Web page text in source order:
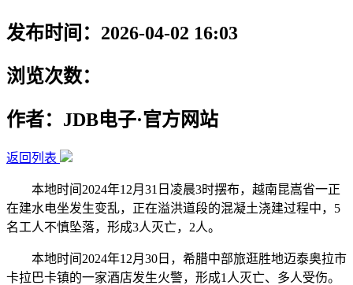
发布时间：2026-04-02 16:03
浏览次数：
作者：JDB电子·官方网站
返回列表
本地时间2024年12月31日凌晨3时摆布，越南昆嵩省一正
在建水电坐发生变乱，正在溢洪道段的混凝土浇建过程中，5
名工人不慎坠落，形成3人灭亡，2人。
本地时间2024年12月30日，希腊中部旅逛胜地迈泰奥拉市
卡拉巴卡镇的一家酒店发生火警，形成1人灭亡、多人受伤。